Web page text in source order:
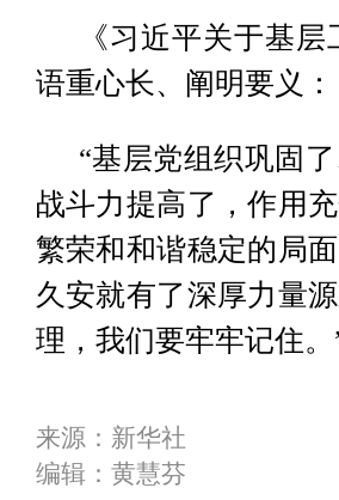
《习近平关于基
语重心长、阐明要义：
“基层党组织巩固
战斗力提高了，作用
繁荣和和谐稳定的局
久安就有了深厚力量
理，我们要牢牢记住。
来源：新华社
编辑：黄慧芬